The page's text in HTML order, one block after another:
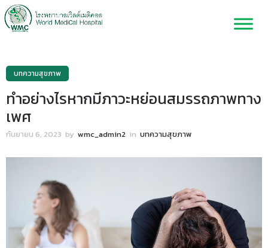
บทความสุขภาพ
ทำอย่างไรหากมีภาวะหย่อนสมรรถภาพทาง
เพศ
กันยายน 6, 2023 by wmc_admin2 in บทความสุขภาพ